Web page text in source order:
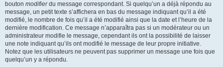
bouton modifierdu message correspondant. Si quelqu’un a déjà répondu au
message, un petit texte s’affichera en bas du message indiquant qu’il a été
modifié, le nombre de fois qu’il a été modifié ainsi que la date et l’heure de la
dernière modification. Ce message n’apparaîtra pas si un modérateur ou un
administrateur modifie le message, cependant ils ont la possibilité de laisser
une note indiquant qu’ils ont modifié le message de leur propre initiative.
Notez que les utilisateurs ne peuvent pas supprimer un message une fois que
quelqu’un y a répondu.